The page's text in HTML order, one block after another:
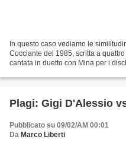
In questo caso vediamo le
Cocciante del 1985, scritta a
cantata in duetto con Mina per i
Plagi: Gigi D'Alessio
Pubblicato su 09/02/AM 00:01
Da Marco Liberti